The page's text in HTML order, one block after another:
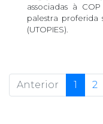
associadas à
palestra proferida
(UTOPIES).
Anterior 1 2